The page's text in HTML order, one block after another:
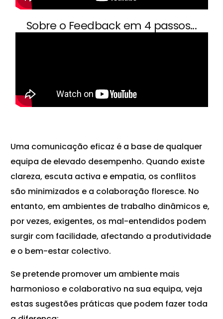
Sobre o Feedback em 4 passos...
Uma comunicação eficaz é a base de qualquer
equipa de elevado desempenho. Quando existe
clareza, escuta activa e empatia, os conflitos
são minimizados e a colaboração floresce. No
entanto, em ambientes de trabalho dinâmicos e,
por vezes, exigentes, os mal-entendidos podem
surgir com facilidade, afectando a produtividade
e o bem-estar colectivo.
Se pretende promover um ambiente mais
harmonioso e colaborativo na sua equipa, veja
estas sugestões práticas que podem fazer toda